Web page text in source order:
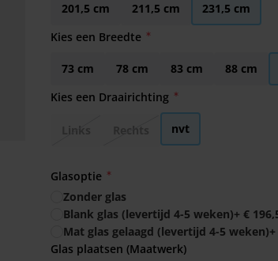
201,5 cm 211,5 cm
231,5 cm
Kies een Breedte
73 cm 78 cm 83 cm 88 cm
Kies een Draairichting
nvt
Glasoptie
Zonder glas
Blank glas (levertijd 4-5 weken)+ €
Mat glas gelaagd (levertijd 4-5 weken)+
Glas plaatsen (Maatwerk)